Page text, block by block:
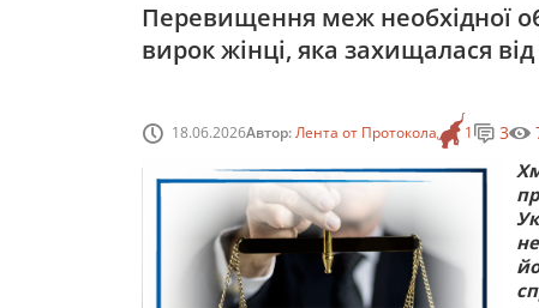
Перевищення меж необхідної
вирок жінці, яка захищалася
18.06.2026Автор:Лента от Протокола 1 3